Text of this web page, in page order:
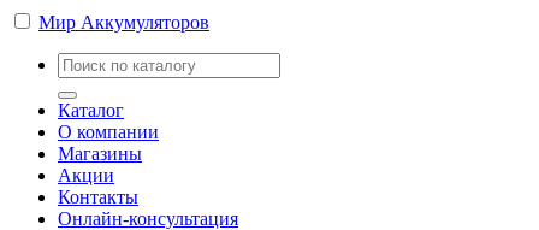
Мир Аккумуляторов
Каталог
О компании
Магазины
Акции
Контакты
Онлайн-консультация